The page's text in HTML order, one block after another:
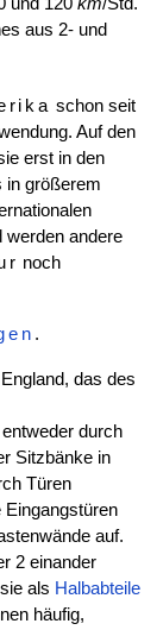
und 120 km/Std.
aus 2- und
schon seit
Auf den
erst in den
in größerem
andere
noch
.
das des
durch
Sitzbänke in
Türen
auf.
2 einander
als Halbabteile
häufig,